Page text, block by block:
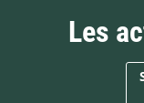
Les